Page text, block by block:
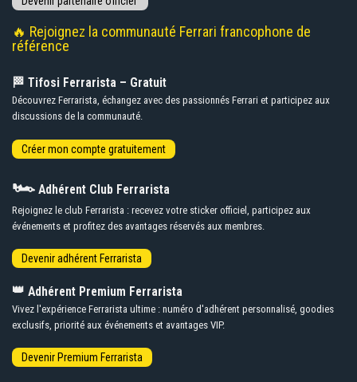
🔥 Rejoignez la communauté Ferrari francophone de
référence
🏁 Tifosi Ferrarista – Gratuit
Découvrez Ferrarista, échangez avec des passionnés Ferrari et participez aux
discussions de la communauté.
🏎️ Adhérent Club Ferrarista
Rejoignez le club Ferrarista : recevez votre sticker officiel, participez aux
événements et profitez des avantages réservés aux membres.
👑 Adhérent Premium Ferrarista
Vivez l'expérience Ferrarista ultime : numéro d'adhérent personnalisé, goodies
exclusifs, priorité aux événements et avantages VIP.